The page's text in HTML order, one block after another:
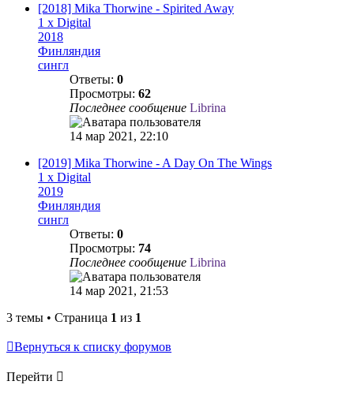
[2018] Mika Thorwine - Spirited Away
1 x Digital
2018
Финляндия
сингл
Ответы: 0
Просмотры: 62
Последнее сообщение Librina
14 мар 2021, 22:10
[2019] Mika Thorwine - A Day On The Wings
1 x Digital
2019
Финляндия
сингл
Ответы: 0
Просмотры: 74
Последнее сообщение Librina
14 мар 2021, 21:53
3 темы • Страница 1 из 1
Вернуться к списку форумов
Перейти